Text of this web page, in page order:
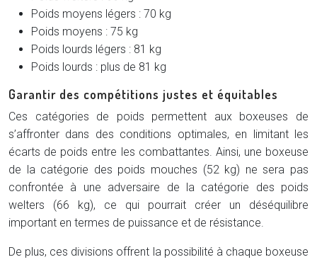
Poids moyens légers : 70 kg
Poids moyens : 75 kg
Poids lourds légers : 81 kg
Poids lourds : plus de 81 kg
Garantir des compétitions justes et équitables
Ces catégories de poids permettent aux boxeuses de
s’affronter dans des conditions optimales, en limitant les
écarts de poids entre les combattantes. Ainsi, une boxeuse
de la catégorie des poids mouches (52 kg) ne sera pas
confrontée à une adversaire de la catégorie des poids
welters (66 kg), ce qui pourrait créer un déséquilibre
important en termes de puissance et de résistance.
De plus, ces divisions offrent la possibilité à chaque boxeuse